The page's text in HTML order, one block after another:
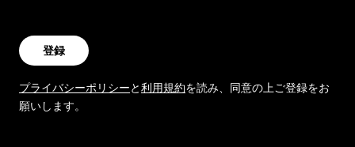
登録
プライバシーポリシーと利用規約を読み、同意の上ご登録をお
願いします。